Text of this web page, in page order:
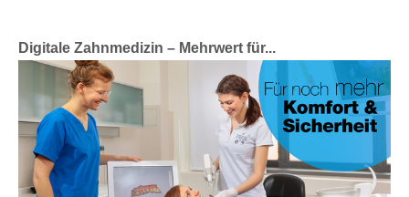
Digitale Zahnmedizin – Mehrwert für...